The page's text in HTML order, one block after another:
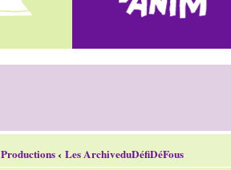
Productions‹ Les ArchiveduDéfiDéFous